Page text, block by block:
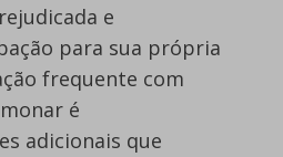
e
para sua própria
frequente com
é
adicionais que